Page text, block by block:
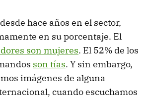
hace años en el sector,
en su porcentaje. El
son mujeres. El 52% de los
son tías. Y sin embargo,
imágenes de alguna
cuando escuchamos